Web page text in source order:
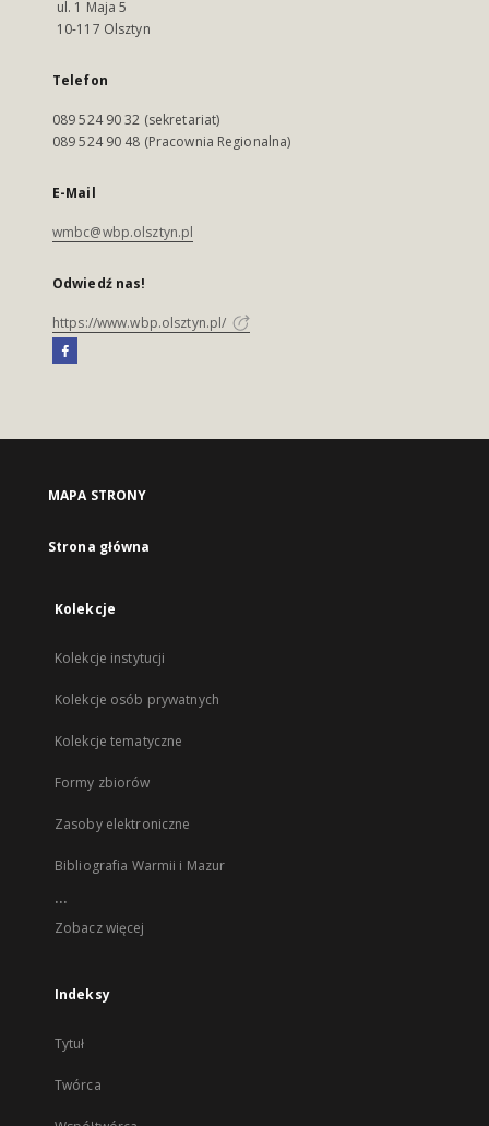
ul. 1 Maja 5
10-117 Olsztyn
Telefon
089 524 90 32 (sekretariat)
089 524 90 48 (Pracownia Regionalna)
E-Mail
wmbc@wbp.olsztyn.pl
Odwiedź nas!
https://www.wbp.olsztyn.pl/
MAPA STRONY
Strona główna
Kolekcje
Kolekcje instytucji
Kolekcje osób prywatnych
Kolekcje tematyczne
Formy zbiorów
Zasoby elektroniczne
Bibliografia Warmii i Mazur
...
Zobacz więcej
Indeksy
Tytuł
Twórca